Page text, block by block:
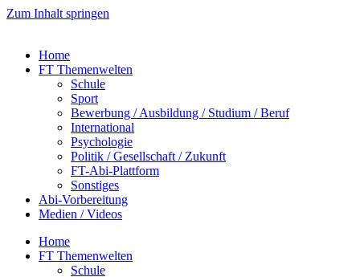
Zum Inhalt springen
Home
FT Themenwelten
Schule
Sport
Bewerbung / Ausbildung / Studium / Beruf
International
Psychologie
Politik / Gesellschaft / Zukunft
FT-Abi-Plattform
Sonstiges
Abi-Vorbereitung
Medien / Videos
Home
FT Themenwelten
Schule